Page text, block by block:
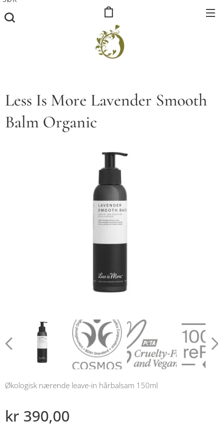
Less Is More Lavender Smooth
Balm Organic
Økologisk nærende leave-in hårbalsam 150ml
kr 390,00